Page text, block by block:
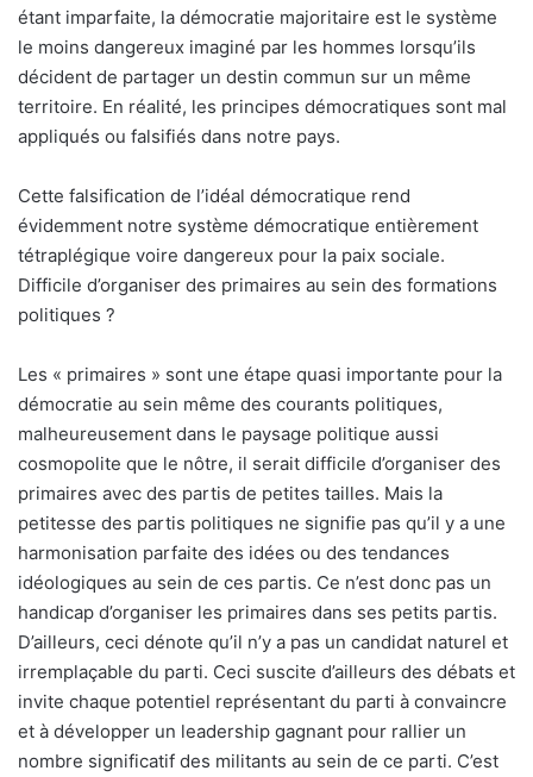
étant imparfaite, la démocratie majoritaire est le système
le moins dangereux imaginé par les hommes lorsqu’ils
décident de partager un destin commun sur un même
territoire. En réalité, les principes démocratiques sont mal
appliqués ou falsifiés dans notre pays.
Cette falsification de l’idéal démocratique rend
évidemment notre système démocratique entièrement
tétraplégique voire dangereux pour la paix sociale.
Difficile d’organiser des primaires au sein des formations
politiques ?
Les « primaires » sont une étape quasi importante pour la
démocratie au sein même des courants politiques,
malheureusement dans le paysage politique aussi
cosmopolite que le nôtre, il serait difficile d’organiser des
primaires avec des partis de petites tailles. Mais la
petitesse des partis politiques ne signifie pas qu’il y a une
harmonisation parfaite des idées ou des tendances
idéologiques au sein de ces partis. Ce n’est donc pas un
handicap d’organiser les primaires dans ses petits partis.
D’ailleurs, ceci dénote qu’il n’y a pas un candidat naturel et
irremplaçable du parti. Ceci suscite d’ailleurs des débats et
invite chaque potentiel représentant du parti à convaincre
et à développer un leadership gagnant pour rallier un
nombre significatif des militants au sein de ce parti. C’est